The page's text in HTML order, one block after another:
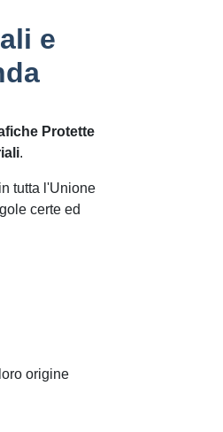
e
Protette
.
tutta l'Unione
certe ed
origine